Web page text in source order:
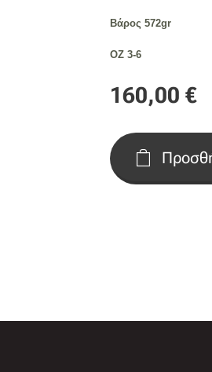
Βάρος 572gr
OZ 3-6
160,00 €